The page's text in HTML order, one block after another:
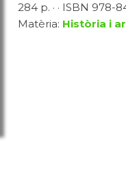
284 p. · · ISBN 978-
Matèria: Història i